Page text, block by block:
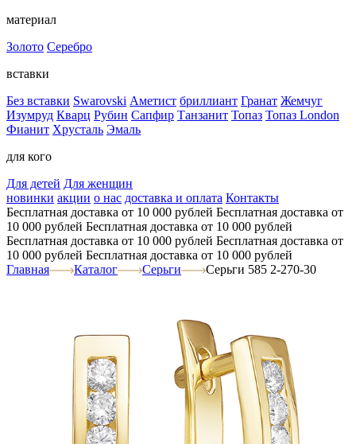
материал
Золото Серебро
вставки
Без вставки Swarovski Аметист бриллиант Гранат Жемчуг
Изумруд Кварц Рубин Сапфир Танзанит Топаз Топаз London
Фианит Хрусталь Эмаль
для кого
Для детей Для женщин
новинки акции о нас доставка и оплата Контакты
Бесплатная доставка от 10 000 рублей Бесплатная доставка от
10 000 рублей Бесплатная доставка от 10 000 рублей
Бесплатная доставка от 10 000 рублей Бесплатная доставка от
10 000 рублей Бесплатная доставка от 10 000 рублей
Главная
Каталог Серьги Серьги 585 2-270-30